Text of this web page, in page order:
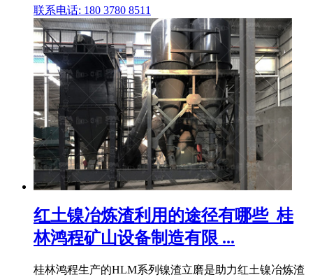
联系电话: 180 3780 8511
红土镍冶炼渣利用的途径有哪些_桂
林鸿程矿山设备制造有限 ...
桂林鸿程生产的HLM系列镍渣立磨是助力红土镍冶炼渣